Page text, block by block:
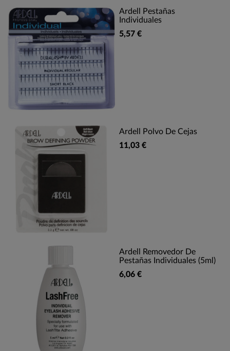
Ardell Pestañas
Individuales
5,57 €
Ardell Polvo De Cejas
11,03 €
Ardell Removedor De
Pestañas Individuales (5ml)
6,06 €